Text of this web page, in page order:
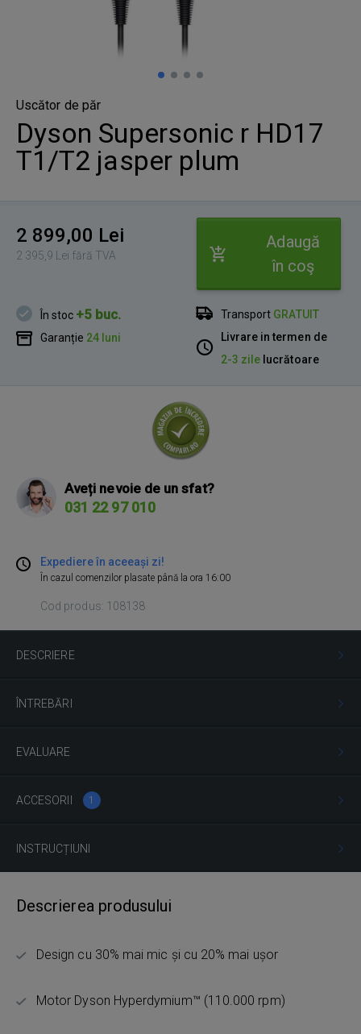
Uscător de păr
Dyson Supersonic r HD17
T1/T2 jasper plum
2 899,00 Lei
2 395,9 Lei fără TVA
Adaugă
în coş
În stoc +5 buc.
Garanție 24 luni
Transport GRATUIT
Livrare in termen de
2-3 zile lucrătoare
Aveți nevoie de un sfat?
031 22 97 010
Expediere în aceeași zi!
În cazul comenzilor plasate până la ora 16:00
Cod produs: 108138
DESCRIERE
ÎNTREBĂRI
EVALUARE
ACCESORII 1
INSTRUCȚIUNI
Descrierea produsului
Design cu 30% mai mic și cu 20% mai ușor
Motor Dyson Hyperdymium™ (110.000 rpm)